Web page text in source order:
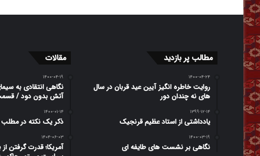
مطالب پر بازدید
۱۴۰۰-۰۴-۲۴
روایت خاطره انگیز آیین عید قربان در سال
های نه چندان دور
۱۳۹۹-۱۲-۱۴
یادداشتی از استاد عظیم قرنجیک
۱۴۰۰-۰۳-۱۹
نگاهی بر نشست های طایفه ای
مقالات
۱۴۰۰-۰۴-۱۹
نگاهی انتقادی به
آتش بدون دود /
۱۴۰۰-۰۱-۱۴
ذکر یک نکته در مطلب
۱۴۰۴-۰۶-۰۳
آمریکا؛ قدرت گرفتن